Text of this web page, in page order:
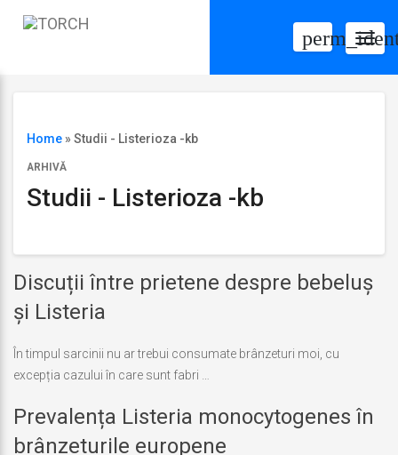
Home » Studii - Listerioza -kb
ARHIVĂ
Studii - Listerioza -kb
Discuții între prietene despre bebeluș
și Listeria
În timpul sarcinii nu ar trebui consumate brânzeturi moi, cu
excepția cazului în care sunt fabri …
Ultima
actualizare
iulie
Prevalența Listeria monocytogenes în
brânzeturile europene